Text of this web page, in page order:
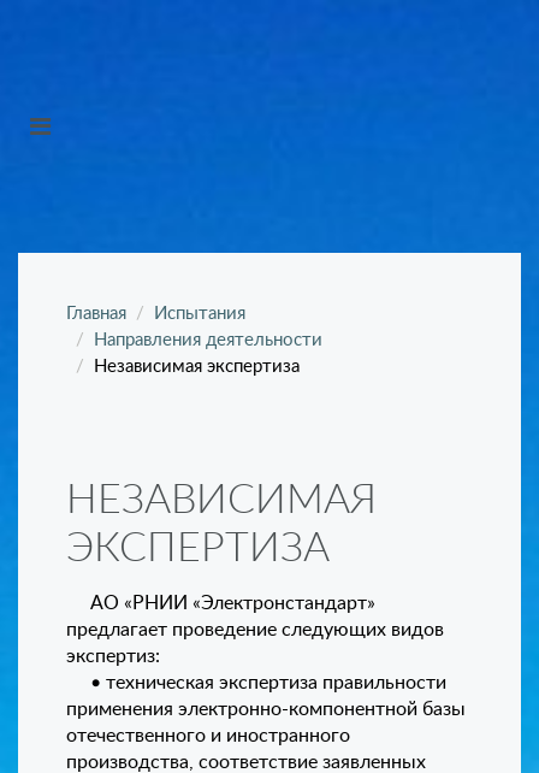
Главная
Испытания
Направления деятельности
Независимая экспертиза
НЕЗАВИСИМАЯ
ЭКСПЕРТИЗА
АО «РНИИ «Электронстандарт»
предлагает проведение следующих видов
экспертиз:
• техническая экспертиза правильности
применения электронно-компонентной базы
отечественного и иностранного
производства, соответствие заявленных